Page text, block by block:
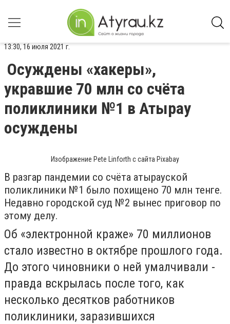
13:30, 16 июля 2021 г.
Осуждены «хакеры»,
укравшие 70 млн со счёта
поликлиники №1 в Атырау
осуждены
Изображение Pete Linforth с сайта Pixabay
В разгар пандемии со счёта атырауской
поликлиники №1 было похищено 70 млн тенге.
Недавно городской суд №2 вынес приговор по
этому делу.
Об «электронной краже» 70 миллионов
стало известно в октябре прошлого года.
До этого чиновники о ней умалчивали -
правда вскрылась после того, как
несколько десятков работников
поликлиники, заразившихся